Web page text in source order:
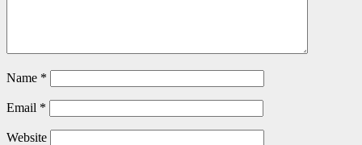
Name *
Email *
Website